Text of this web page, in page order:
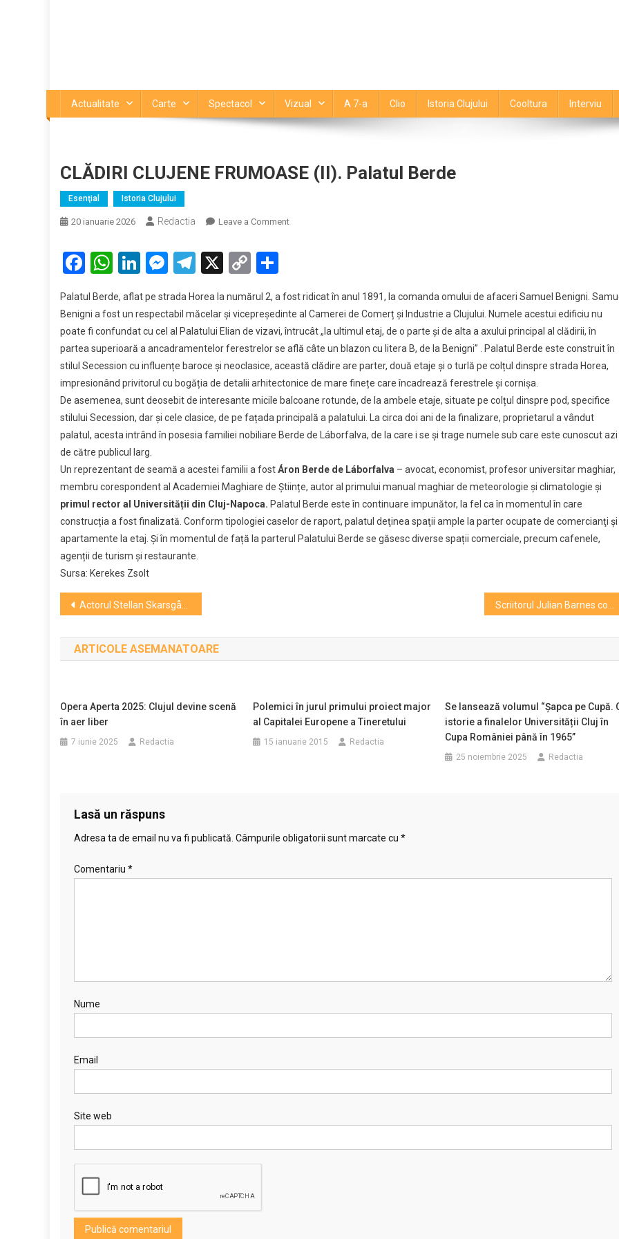
Actualitate Carte Spectacol Vizual A 7-a Clio Istoria Clujului Cooltura Interviu
CLĂDIRI CLUJENE FRUMOASE (II). Palatul Berde
Esenţial Istoria Clujului
20 ianuarie 2026 Redactia Leave a Commenton
Palatul
Berde
Facebook
WhatsApp
LinkedIn
Messenger
Telegram
X
Copy
Palatul Berde, aflat pe strada Horea la numărul 2, a fost ridicat în anul 1891, la comanda omului de afaceri Samuel Benigni.
Benigni a fost un respectabil măcelar și vicepreședinte al Camerei de Comerț și Industrie a Clujului. Numele acestui edificiu nu
poate fi confundat cu cel al Palatului Elian de vizavi, întrucât „la ultimul etaj, de o parte și de alta a axului principal al clădirii, în
partea superioară a ancadramentelor ferestrelor se află câte un blazon cu litera B, de la Benigni” . Palatul Berde este construit în
stilul Secession cu influențe baroce și neoclasice, această clădire are parter, două etaje și o turlă pe colțul dinspre strada Horea,
impresionând privitorul cu bogăția de detalii arhitectonice de mare finețe care încadrează ferestrele și cornișa.
De asemenea, sunt deosebit de interesante micile balcoane rotunde, de la ambele etaje, situate pe colțul dinspre pod, specifice
stilului Secession, dar și cele clasice, de pe fațada principală a palatului. La circa doi ani de la finalizare, proprietarul a vândut
palatul, acesta intrând în posesia familiei nobiliare Berde de Láborfalva, de la care i se și trage numele sub care este cunoscut azi
de către publicul larg.
Un reprezentant de seamă a acestei familii a fostÁron Berde de Láborfalva – avocat, economist, profesor universitar maghiar,
membru corespondent al Academiei Maghiare de Științe, autor al primului manual maghiar de meteorologie și climatologie și
primul rector al Universității din Cluj-Napoca. Palatul Berde este în continuare impunător, la fel ca în momentul în care
construcția a fost finalizată. Conform tipologiei caselor de raport, palatul deţinea spaţii ample la parter ocupate de comercianţi şi
apartamente la etaj. Și în momentul de față la parterul Palatului Berde se găsesc diverse spații comerciale, precum cafenele,
agenții de turism și restaurante.
Sursa: Kerekes Zsolt
Navigare
în
articole
Actorul Stellan Skarsgård: „Donald Trump este un mic megaloman” şi un „criminal”
ARTICOLE ASEMANATOARE
Opera Aperta 2025: Clujul devine scenă
în aer liber
7 iunie 2025 Redactia
Polemici în jurul primului proiect major
al Capitalei Europene a Tineretului
15 ianuarie 2015 Redactia
Se lansează volumul “Șapca pe Cupă.
istorie a finalelor Universității Cluj în
Cupa României până în 1965”
25 noiembrie 2025 Redactia
Lasă un răspuns
Adresa ta de email nu va fi publicată. Câmpurile obligatorii sunt marcate cu *
Comentariu *
Nume
Email
Site web